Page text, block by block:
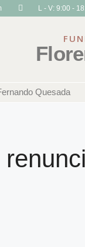
L - V: 9:00 -
Quesada